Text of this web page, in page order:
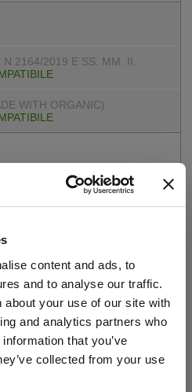
content and ads, to
and to analyse our traffic.
about your use of our site with
and analytics partners who
that you’ve
collected from your use